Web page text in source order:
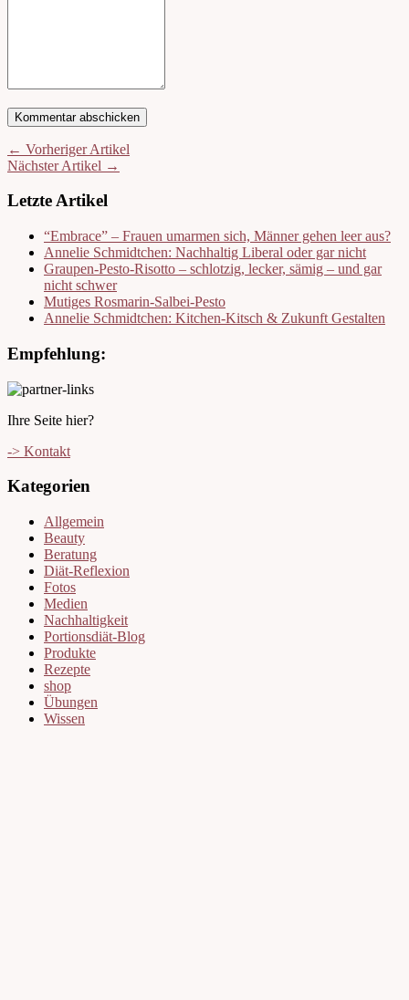
← Vorheriger Artikel
Nächster Artikel →
Letzte Artikel
“Embrace” – Frauen umarmen sich, Männer gehen leer aus?
Annelie Schmidtchen: Nachhaltig Liberal oder gar nicht
Graupen-Pesto-Risotto – schlotzig, lecker, sämig – und gar
nicht schwer
Mutiges Rosmarin-Salbei-Pesto
Annelie Schmidtchen: Kitchen-Kitsch & Zukunft Gestalten
Empfehlung:
Ihre Seite hier?
-> Kontakt
Kategorien
Allgemein
Beauty
Beratung
Diät-Reflexion
Fotos
Medien
Nachhaltigkeit
Portionsdiät-Blog
Produkte
Rezepte
shop
Übungen
Wissen